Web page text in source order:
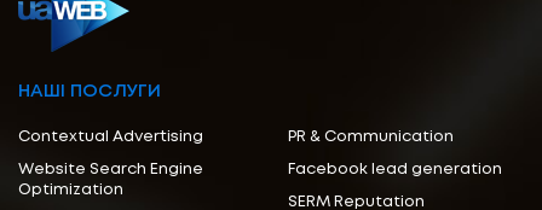
НАШІ ПОСЛУГИ
Contextual Advertising
Website Search Engine
Optimization
PR & Communication
Facebook lead generation
SERM Reputation